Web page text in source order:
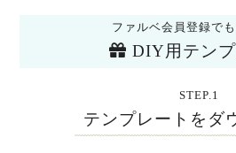
ファルベ会員登録でも
DIY用テン
STEP.1
テンプレートをダ